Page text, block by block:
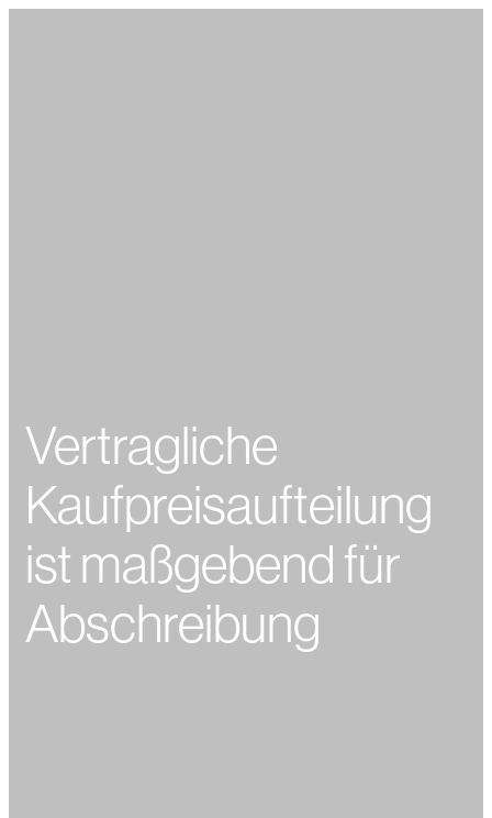
Vertragliche
Kaufpreisaufteilung
ist maßgebend für
Abschreibung